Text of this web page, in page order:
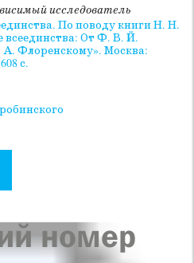
исследователь
По поводу книги Н. Н.
всеединства: От Ф. В. Й.
Флоренскому». Москва:
с.
номер